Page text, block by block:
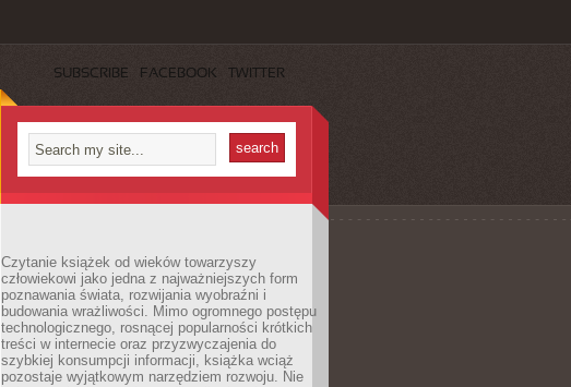
SUBSCRIBE FACEBOOK TWITTER
Czytanie książek od wieków towarzyszy
człowiekowi jako jedna z najważniejszych form
poznawania świata, rozwijania wyobraźni i
budowania wrażliwości. Mimo ogromnego postępu
technologicznego, rosnącej popularności krótkich
treści w internecie oraz przyzwyczajenia do
szybkiej konsumpcji informacji, książka wciąż
pozostaje wyjątkowym narzędziem rozwoju. Nie